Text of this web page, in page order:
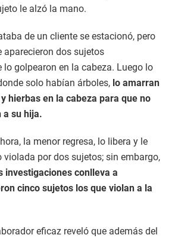
le alzó la mano.
de un cliente se estacionó, pero
aparecieron dos sujetos
lo golpearon en la cabeza. Luego lo
solo habían árboles, lo amarran
hierbas en la cabeza para que no
a su hija.
la menor regresa, lo libera y le
violada por dos sujetos; sin embargo,
investigaciones conlleva a
cinco sujetos los que violan a la
eficaz reveló que además del